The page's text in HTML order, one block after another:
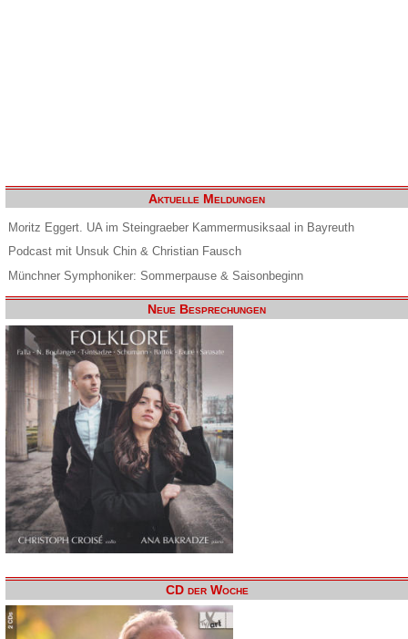
Aktuelle Meldungen
Moritz Eggert. UA im Steingraeber Kammermusiksaal in Bayreuth
Podcast mit Unsuk Chin & Christian Fausch
Münchner Symphoniker: Sommerpause & Saisonbeginn
Neue Besprechungen
CD der Woche